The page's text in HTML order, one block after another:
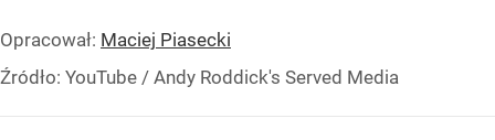
Opracował: Maciej Piasecki
Źródło: YouTube / Andy Roddick's Served Media